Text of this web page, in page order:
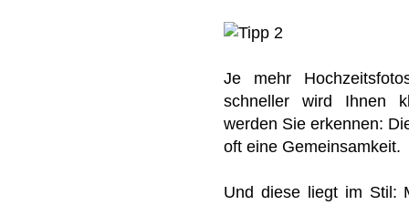
Je mehr
schneller wird Ihnen
werden Sie erkennen:
oft eine Gemeinsamkeit.
Und diese liegt im Stil: